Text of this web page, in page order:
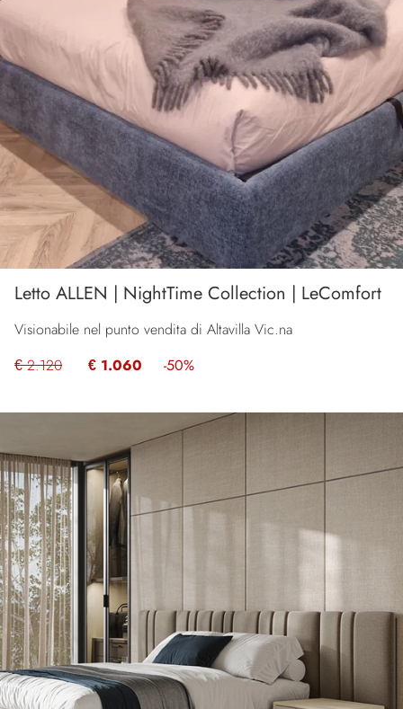
Letto ALLEN | NightTime Collection | LeComfort
Visionabile nel punto vendita di Altavilla Vic.na
€ 2.120
€ 1.060 -50%